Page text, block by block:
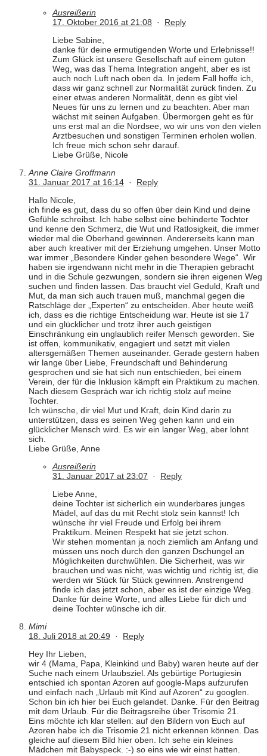
Ausreißerin
17. Oktober 2016 at 21:08 · Reply
Liebe Sabine,
danke für deine ermutigenden Worte und Erlebnisse!!
Zum Glück ist unsere Gesellschaft auf einem guten
Weg, was das Thema Integration angeht, aber es ist
auch noch Luft nach oben da. In jedem Fall hoffe ich,
dass wir ganz schnell zur Normalität zurück finden. Zu
einer etwas anderen Normalität, denn es gibt viel
Neues für uns zu lernen und zu beachten. Aber man
wächst mit seinen Aufgaben. Übermorgen geht es für
uns erst mal an die Nordsee, wo wir uns von den vielen
Arztbesuchen und sonstigen Terminen erholen wollen.
Ich freue mich schon sehr darauf.
Liebe Grüße, Nicole
Anne Claire Groffmann
31. Januar 2017 at 16:14 · Reply
Hallo Nicole,
ich finde es gut, dass du so offen über dein Kind und deine
Gefühle schreibst. Ich habe selbst eine behinderte Tochter
und kenne den Schmerz, die Wut und Ratlosigkeit, die immer
wieder mal die Oberhand gewinnen. Andererseits kann man
aber auch kreativer mit der Erziehung umgehen. Unser Motto
war immer „Besondere Kinder gehen besondere Wege“. Wir
haben sie irgendwann nicht mehr in die Therapien gebracht
und in die Schule gezwungen, sondern sie ihren eigenen Weg
suchen und finden lassen. Das braucht viel Geduld, Kraft und
Mut, da man sich auch trauen muß, manchmal gegen die
Ratschläge der „Experten“ zu entscheiden. Aber heute weiß
ich, dass es die richtige Entscheidung war. Heute ist sie 17
und ein glücklicher und trotz ihrer auch geistigen
Einschränkung ein unglaublich reifer Mensch geworden. Sie
ist offen, kommunikativ, engagiert und setzt mit vielen
altersgemäßen Themen auseinander. Gerade gestern haben
wir lange über Liebe, Freundschaft und Behinderung
gesprochen und sie hat sich nun entschieden, bei einem
Verein, der für die Inklusion kämpft ein Praktikum zu machen.
Nach diesem Gespräch war ich richtig stolz auf meine
Tochter.
Ich wünsche, dir viel Mut und Kraft, dein Kind darin zu
unterstützen, dass es seinen Weg gehen kann und ein
glücklicher Mensch wird. Es wir ein langer Weg, aber lohnt
sich.
Liebe Grüße, Anne
Ausreißerin
31. Januar 2017 at 23:07 · Reply
Liebe Anne,
deine Tochter ist sicherlich ein wunderbares junges
Mädel, auf das du mit Recht stolz sein kannst! Ich
wünsche ihr viel Freude und Erfolg bei ihrem
Praktikum. Meinen Respekt hat sie jetzt schon.
Wir stehen momentan ja noch ziemlich am Anfang und
müssen uns noch durch den ganzen Dschungel an
Möglichkeiten durchwühlen. Die Sicherheit, was wir
brauchen und was nicht, was wichtig und richtig ist, die
werden wir Stück für Stück gewinnen. Anstrengend
finde ich das jetzt schon, aber es ist der einzige Weg.
Danke für deine Worte, und alles Liebe für dich und
deine Tochter wünsche ich dir.
Mimi
18. Juli 2018 at 20:49 · Reply
Hey Ihr Lieben,
wir 4 (Mama, Papa, Kleinkind und Baby) waren heute auf der
Suche nach einem Urlaubsziel. Als gebürtige Portugiesin
entschied ich spontan Azoren auf google-Maps aufzurufen
und einfach nach „Urlaub mit Kind auf Azoren“ zu googlen.
Schon bin ich hier bei Euch gelandet. Danke. Für den Beitrag
mit dem Urlaub. Für die Beitragsreihe über Trisomie 21.
Eins möchte ich klar stellen: auf den Bildern von Euch auf
Azoren habe ich die Trisomie 21 nicht erkennen können. Das
gleiche auf diesem Bild hier oben. Ich sehe ein kleines
Mädchen mit Babyspeck. :-) so eins wie wir einst hatten.